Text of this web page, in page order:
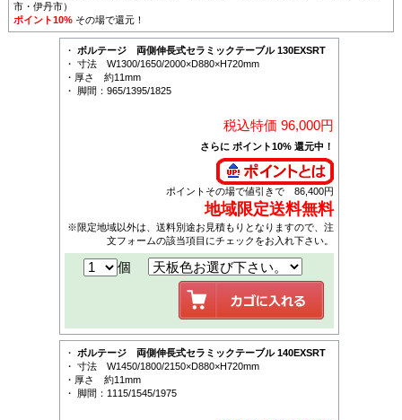
市・伊丹市）
ポイント10%その場で還元！
・ ボルテージ 両側伸長式セラミックテーブル 130EXSRT
・ 寸法 W1300/1650/2000×D880×H720mm
・厚さ 約11mm
・ 脚間：965/1395/1825
税込特価 96,000円
さらに ポイント10% 還元中！
ポイントその場で値引きで 86,400円
地域限定送料無料
※限定地域以外は、送料別途お見積もりとなりますので、注
文フォームの該当項目にチェックをお入れ下さい。
個
・ ボルテージ 両側伸長式セラミックテーブル 140EXSRT
・ 寸法 W1450/1800/2150×D880×H720mm
・厚さ 約11mm
・ 脚間：1115/1545/1975